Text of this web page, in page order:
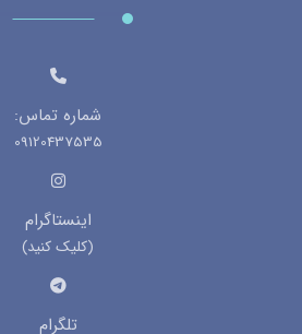
شماره تماس:
09120437535
اینستاگرام
(کلیک کنید)
تلگرام